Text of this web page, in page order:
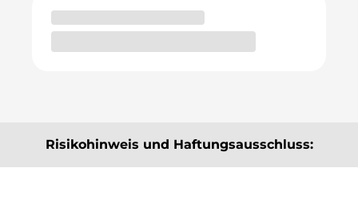
Risikohinweis und Haftungsausschluss: